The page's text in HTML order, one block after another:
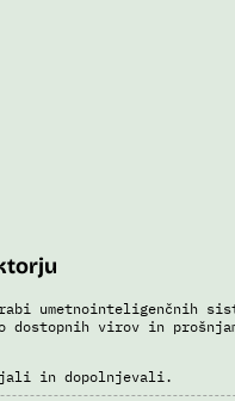
umetnointeligenčnih
dostopnih virov in
in dopolnjevali.